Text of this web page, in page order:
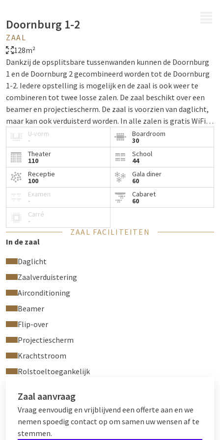
Doornburg 1-2
ZAAL
128m²
Dankzij de opsplitsbare tussenwanden kunnen de Doornburg
1 en de Doornburg 2 gecombineerd worden tot de Doornburg
1-2. Iedere opstelling is mogelijk en de zaal is ook weer te
combineren tot twee losse zalen. De zaal beschikt over een
beamer en projectiescherm. De zaal is voorzien van daglicht,
maar kan ook verduisterd worden. In alle zalen is gratis WiFi
beschikbaar.
U-vorm
-
Boardroom
30
Theater
110
School
44
Receptie
100
Gala diner
60
Examen
-
Cabaret
60
Carré
-
ZAAL FACILITEITEN
In de zaal
Daglicht
Zaalverduistering
Airconditioning
Beamer
Flip-over
Projectiescherm
Krachtstroom
Rolstoeltoegankelijk
Zaal aanvraag
Vraag eenvoudig en vrijblijvend een offerte aan en we
nemen spoedig contact op om samen uw wensen af te
stemmen.